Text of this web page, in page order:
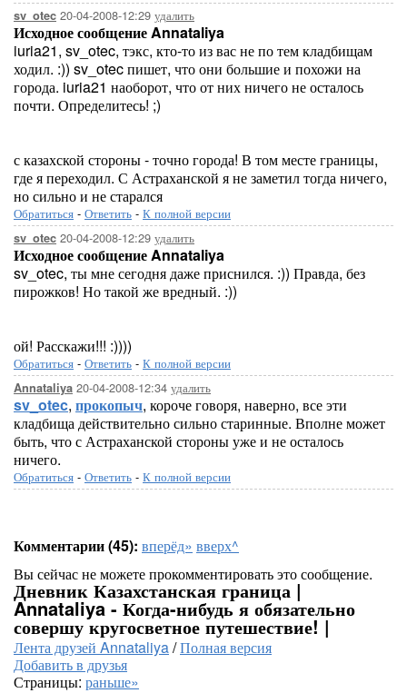
sv_otec 20-04-2008-12:29 удалить
Исходное сообщение Annataliya
iuria21, sv_otec, тэкс, кто-то из вас не по тем кладбищам
ходил. :)) sv_otec пишет, что они большие и похожи на
города. iuria21 наоборот, что от них ничего не осталось
почти. Определитесь! ;)
с казахской стороны - точно города! В том месте границы,
где я переходил. С Астраханской я не заметил тогда ничего,
но сильно и не старался
Обратиться - Ответить - К полной версии
sv_otec 20-04-2008-12:29 удалить
Исходное сообщение Annataliya
sv_otec, ты мне сегодня даже приснился. :)) Правда, без
пирожков! Но такой же вредный. :))
ой! Расскажи!!! :))))
Обратиться - Ответить - К полной версии
Annataliya 20-04-2008-12:34 удалить
sv_otec, прокопыч, короче говоря, наверно, все эти
кладбища действительно сильно старинные. Вполне может
быть, что с Астраханской стороны уже и не осталось
ничего.
Обратиться - Ответить - К полной версии
Комментарии (45): вперёд» вверх^
Вы сейчас не можете прокомментировать это сообщение.
Дневник Казахстанская граница |
Annataliya - Когда-нибудь я обязательно
совершу кругосветное путешествие! |
Лента друзей Annataliya/Полная версия
Добавить в друзья
Страницы: раньше»